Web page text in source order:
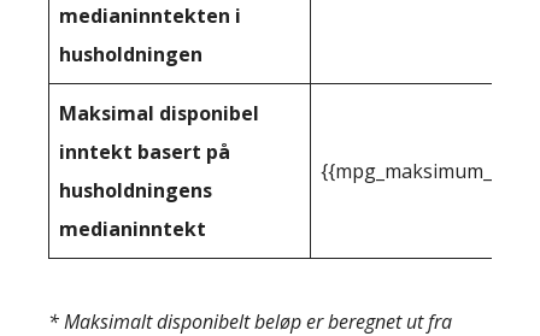
medianinntekten i
husholdningen
Maksimal disponibel
inntekt basert på
husholdningens
medianinntekt
* Maksimalt disponibelt beløp er beregnet ut fra